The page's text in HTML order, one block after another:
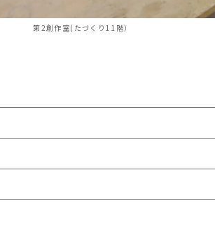
第2創作室(たづくり11階）